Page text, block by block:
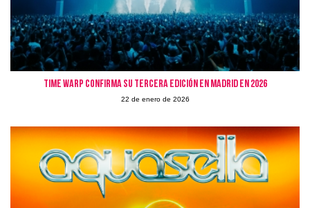
Time Warp confirma su tercera edición en Madrid en 2026
22 de enero de 2026